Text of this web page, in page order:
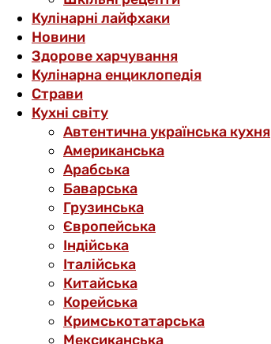
Кулінарні лайфхаки
Новини
Здорове харчування
Кулінарна енциклопедія
Страви
Кухні світу
Автентична українська кухня
Американська
Арабська
Баварська
Грузинська
Європейська
Індійська
Італійська
Китайська
Корейська
Кримськотатарська
Мексиканська